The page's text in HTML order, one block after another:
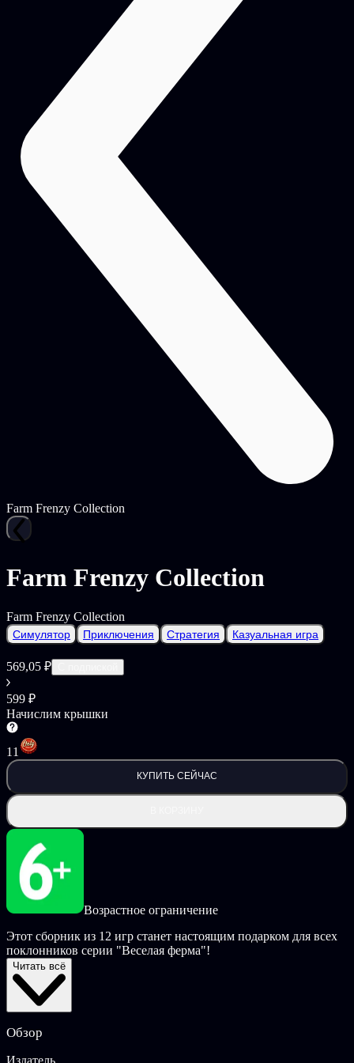
Farm Frenzy Collection
Farm Frenzy Collection
Farm Frenzy Collection
Симулятор Приключения Стратегия Казуальная игра
569,05 ₽
599 ₽
Начислим крышки
11
КУПИТЬ СЕЙЧАС
Возрастное ограничение
Этот сборник из 12 игр станет настоящим подарком для всех
поклонников серии "Веселая ферма"!
Вы, в роли очаровательной Скарлетт, будете доказывать
садоводам-огородникам всего мира, что нудная дачная рутина
может стать занимательным приключением. Попробуйте себя
вкуснейшей пиццы.
Читать всё
Обзор